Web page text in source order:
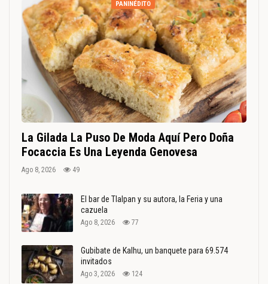
PANINÉDITO
La Gilada La Puso De Moda Aquí Pero Doña
Focaccia Es Una Leyenda Genovesa
Ago 8, 2026 49
El bar de Tlalpan y su autora, la Feria y una
cazuela
Ago 8, 2026 77
Gubibate de Kalhu, un banquete para 69.574
invitados
Ago 3, 2026 124